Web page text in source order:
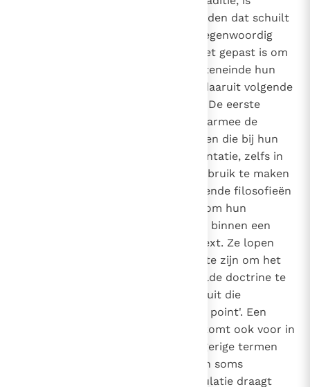
bedoeld om het gevaar af te wenden dat schuilt
in sommige denkrichtingen die tegenwoordig
sterk verbreid zijn. Ik denk dat het gepast is om
-zij het kort- daarop in te gaan, teneinde hun
dwalingen aan te stippen en de daaruit volgende
risico's voor het wijsgerige werk. De eerste
waarmee de
benadering bedoeld wordt van hen die bij hun
onderzoek, onderwijs en argumentatie, zelfs in
de theologie, ertoe neigen om gebruik te maken
van losse ideeën die uit verschillende filosofieën
stammen, zonder bekommernis om hun
innerlijke samenhang, hun plaats binnen een
systeem of hun historische context. Ze lopen
daarom het gevaar, niet in staat te zijn om het
waarheidsgehalte van een bepaalde doctrine te
onderscheiden van elementen eruit die
misschien vals zijn of niet 'to the point'. Een
extreme vorm van eclecticisme komt ook voor in
het retorische misbruik van wijsgerige termen
waaraan sommige theologen zich soms
overgeven. Een dergelijke manipulatie draagt